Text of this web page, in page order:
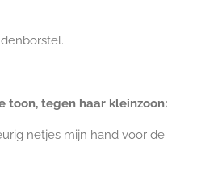
toon, tegen haar kleinzoon:
netjes mijn hand voor de